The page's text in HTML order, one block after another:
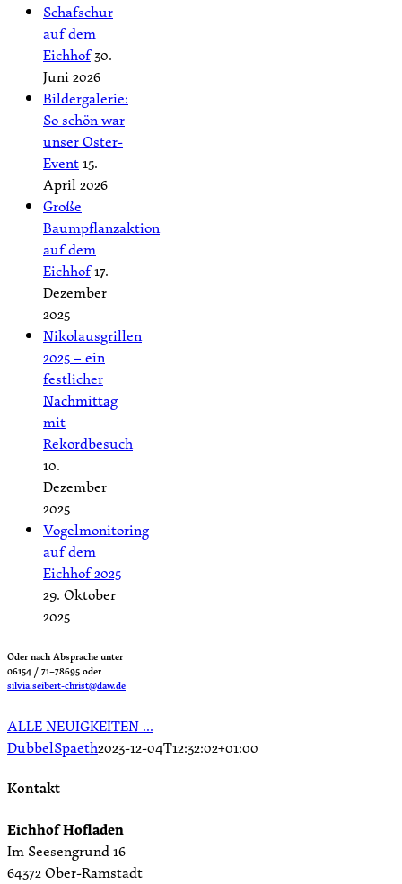
Schafschur
auf dem
Eichhof30.
Juni 2026
Bildergalerie:
So schön war
unser Oster-
Event15.
April 2026
Große
Baumpflanzaktion
auf dem
Eichhof17.
Dezember
2025
Nikolausgrillen
2025 – ein
festlicher
Nachmittag
mit
Rekordbesuch
10.
Dezember
2025
Vogelmonitoring
auf dem
Eichhof 2025
29. Oktober
2025
Oder nach Absprache unter
06154 / 71–78695 oder
silvia.seibert-christ@daw.de
ALLE NEUIGKEITEN …
DubbelSpaeth2023-12-04T12:32:02+01:00
Kontakt
Eichhof Hofladen
Im Seesengrund 16
64372 Ober-Ramstadt